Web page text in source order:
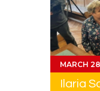
MARCH
Ilaria